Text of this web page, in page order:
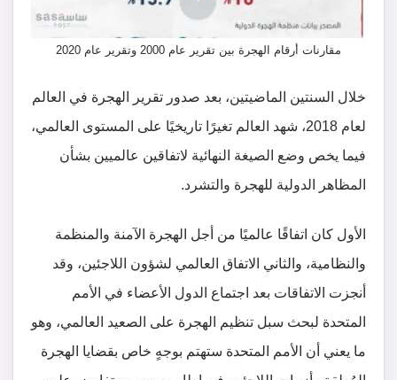
مقارنات أرقام الهجرة بين تقرير عام 2000 وتقرير عام 2020
خلال السنتين الماضيتين، بعد صدور تقرير الهجرة في العالم
لعام 2018، شهد العالم تغيرًا تاريخيًا على المستوى العالمي،
فيما يخص وضع الصيغة النهائية لاتفاقين عالميين بشأن
المظاهر الدولية للهجرة والتشرد.
الأول كان اتفاقًا عالميًا من أجل الهجرة الآمنة والمنظمة
والنظامية، والثاني الاتفاق العالمي لشؤون اللاجئين، وقد
أنجزت الاتفاقات بعد اجتماع الدول الأعضاء في الأمم
المتحدة لبحث سبل تنظيم الهجرة على الصعيد العالمي، وهو
ما يعني أن الأمم المتحدة ستهتم بوجهٍ خاص بقضايا الهجرة